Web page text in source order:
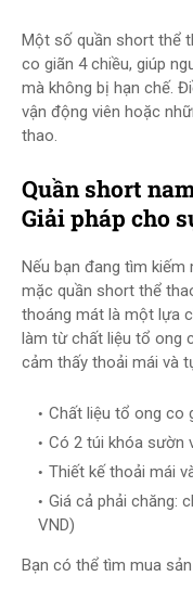
Một số quần short thể
co giãn 4 chiều, giúp
mà không bị hạn chế.
vận động viên hoặc
thao.
Quần short
Giải pháp cho
Nếu bạn đang tìm
mặc quần short thể
thoáng mát là một lựa
làm từ chất liệu tổ ong
cảm thấy thoải mái và
Chất liệu tổ ong co
Có 2 túi khóa sườn
Thiết kế thoải mái
Giá cả phải chăng:
VND)
Bạn có thể tìm mua